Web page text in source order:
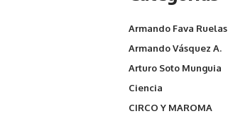
Armando Fava Ruelas
Armando Vásquez A.
Arturo Soto Munguia
Ciencia
CIRCO Y MAROMA